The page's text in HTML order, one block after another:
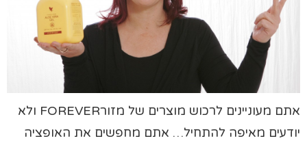
אתם מעוניינים לרכוש מוצרים של מזורFOREVER ולא
יודעים מאיפה להתחיל… אתם מחפשים את האופציה